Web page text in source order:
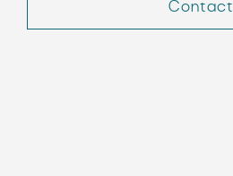
Contact